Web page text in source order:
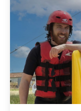
splash
d’adrénaline
Atlantic
Wakepark